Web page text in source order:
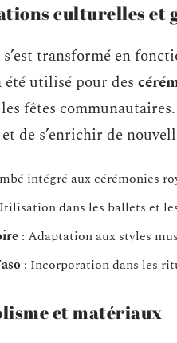
culturelles et
transformé en
utilisé pour des
les fêtes
de s’enrichir de
intégré aux cérémonies
dans les ballets et
: Adaptation aux styles
: Incorporation dans les
et matériaux